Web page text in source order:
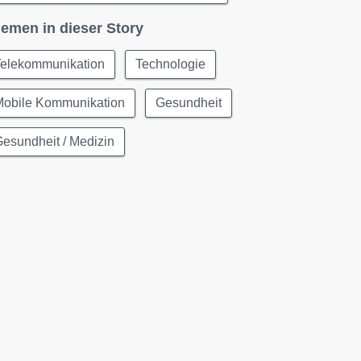
in dieser Story
Technologie
Kommunikation Gesundheit
/ Medizin